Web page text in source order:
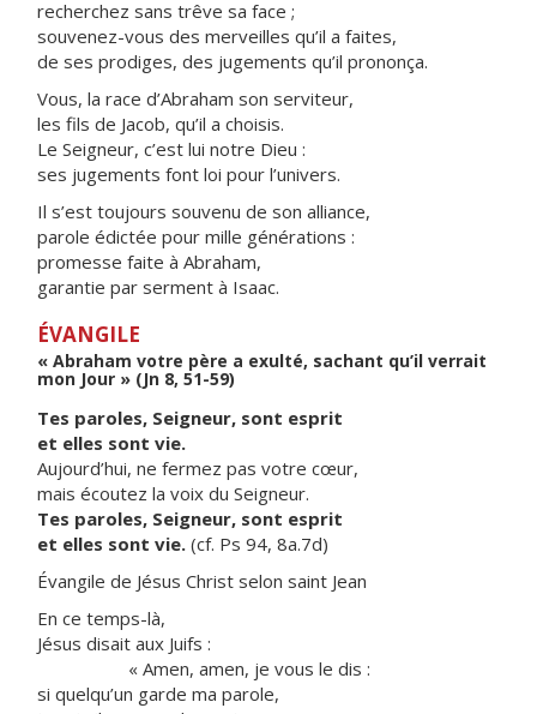
recherchez sans trêve sa face ;
souvenez-vous des merveilles qu’il a faites,
de ses prodiges, des jugements qu’il prononça.
Vous, la race d’Abraham son serviteur,
les fils de Jacob, qu’il a choisis.
Le Seigneur, c’est lui notre Dieu :
ses jugements font loi pour l’univers.
Il s’est toujours souvenu de son alliance,
parole édictée pour mille générations :
promesse faite à Abraham,
garantie par serment à Isaac.
ÉVANGILE
« Abraham votre père a exulté, sachant qu’il verrait
mon Jour » (Jn 8, 51-59)
Tes paroles, Seigneur, sont esprit
et elles sont vie.
Aujourd’hui, ne fermez pas votre cœur,
mais écoutez la voix du Seigneur.
Tes paroles, Seigneur, sont esprit
et elles sont vie. (cf. Ps 94, 8a.7d)
Évangile de Jésus Christ selon saint Jean
En ce temps-là,
Jésus disait aux Juifs :
« Amen, amen, je vous le dis :
si quelqu’un garde ma parole,